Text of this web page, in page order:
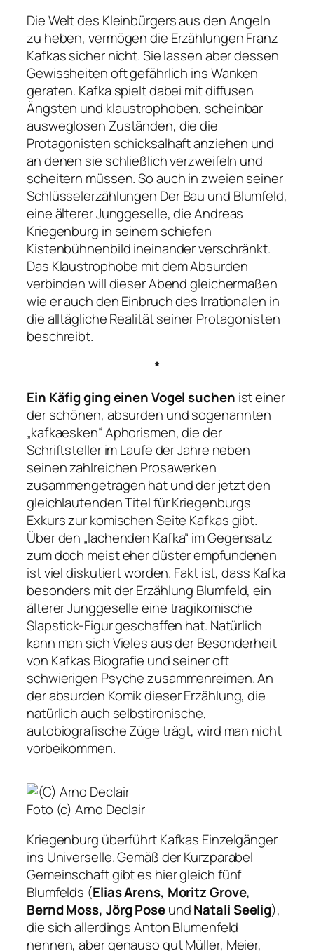
Die Welt des Kleinbürgers aus den Angeln
zu heben, vermögen die Erzählungen Franz
Kafkas sicher nicht. Sie lassen aber dessen
Gewissheiten oft gefährlich ins Wanken
geraten. Kafka spielt dabei mit diffusen
Ängsten und klaustrophoben, scheinbar
ausweglosen Zuständen, die die
Protagonisten schicksalhaft anziehen und
an denen sie schließlich verzweifeln und
scheitern müssen. So auch in zweien seiner
Schlüsselerzählungen Der Bau und Blumfeld,
eine älterer Junggeselle, die Andreas
Kriegenburg in seinem schiefen
Kistenbühnenbild ineinander verschränkt.
Das Klaustrophobe mit dem Absurden
verbinden will dieser Abend gleichermaßen
wie er auch den Einbruch des Irrationalen in
die alltägliche Realität seiner Protagonisten
beschreibt.
*
Ein Käfig ging einen Vogel suchen ist einer
der schönen, absurden und sogenannten
„kafkaesken“ Aphorismen, die der
Schriftsteller im Laufe der Jahre neben
seinen zahlreichen Prosawerken
zusammengetragen hat und der jetzt den
gleichlautenden Titel für Kriegenburgs
Exkurs zur komischen Seite Kafkas gibt.
Über den „lachenden Kafka“ im Gegensatz
zum doch meist eher düster empfundenen
ist viel diskutiert worden. Fakt ist, dass Kafka
besonders mit der Erzählung Blumfeld, ein
älterer Junggeselleeine tragikomische
Slapstick-Figur geschaffen hat. Natürlich
kann man sich Vieles aus der Besonderheit
von Kafkas Biografie und seiner oft
schwierigen Psyche zusammenreimen. An
der absurden Komik dieser Erzählung, die
natürlich auch selbstironische,
autobiografische Züge trägt, wird man nicht
vorbeikommen.
Foto (c) Arno Declair
Kriegenburg überführt Kafkas Einzelgänger
ins Universelle. Gemäß der Kurzparabel
Gemeinschaftgibt es hier gleich fünf
Blumfelds (Elias Arens, Moritz Grove,
Bernd Moss, Jörg PoseundNatali Seelig),
die sich allerdings Anton Blumenfeld
nennen, aber genauso gut Müller, Meier,